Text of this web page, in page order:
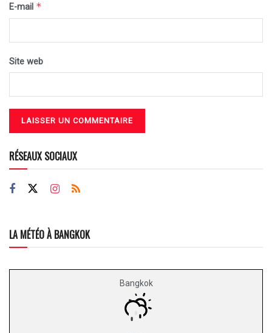
E-mail *
Site web
RÉSEAUX SOCIAUX
LA MÉTÉO À BANGKOK
Bangkok